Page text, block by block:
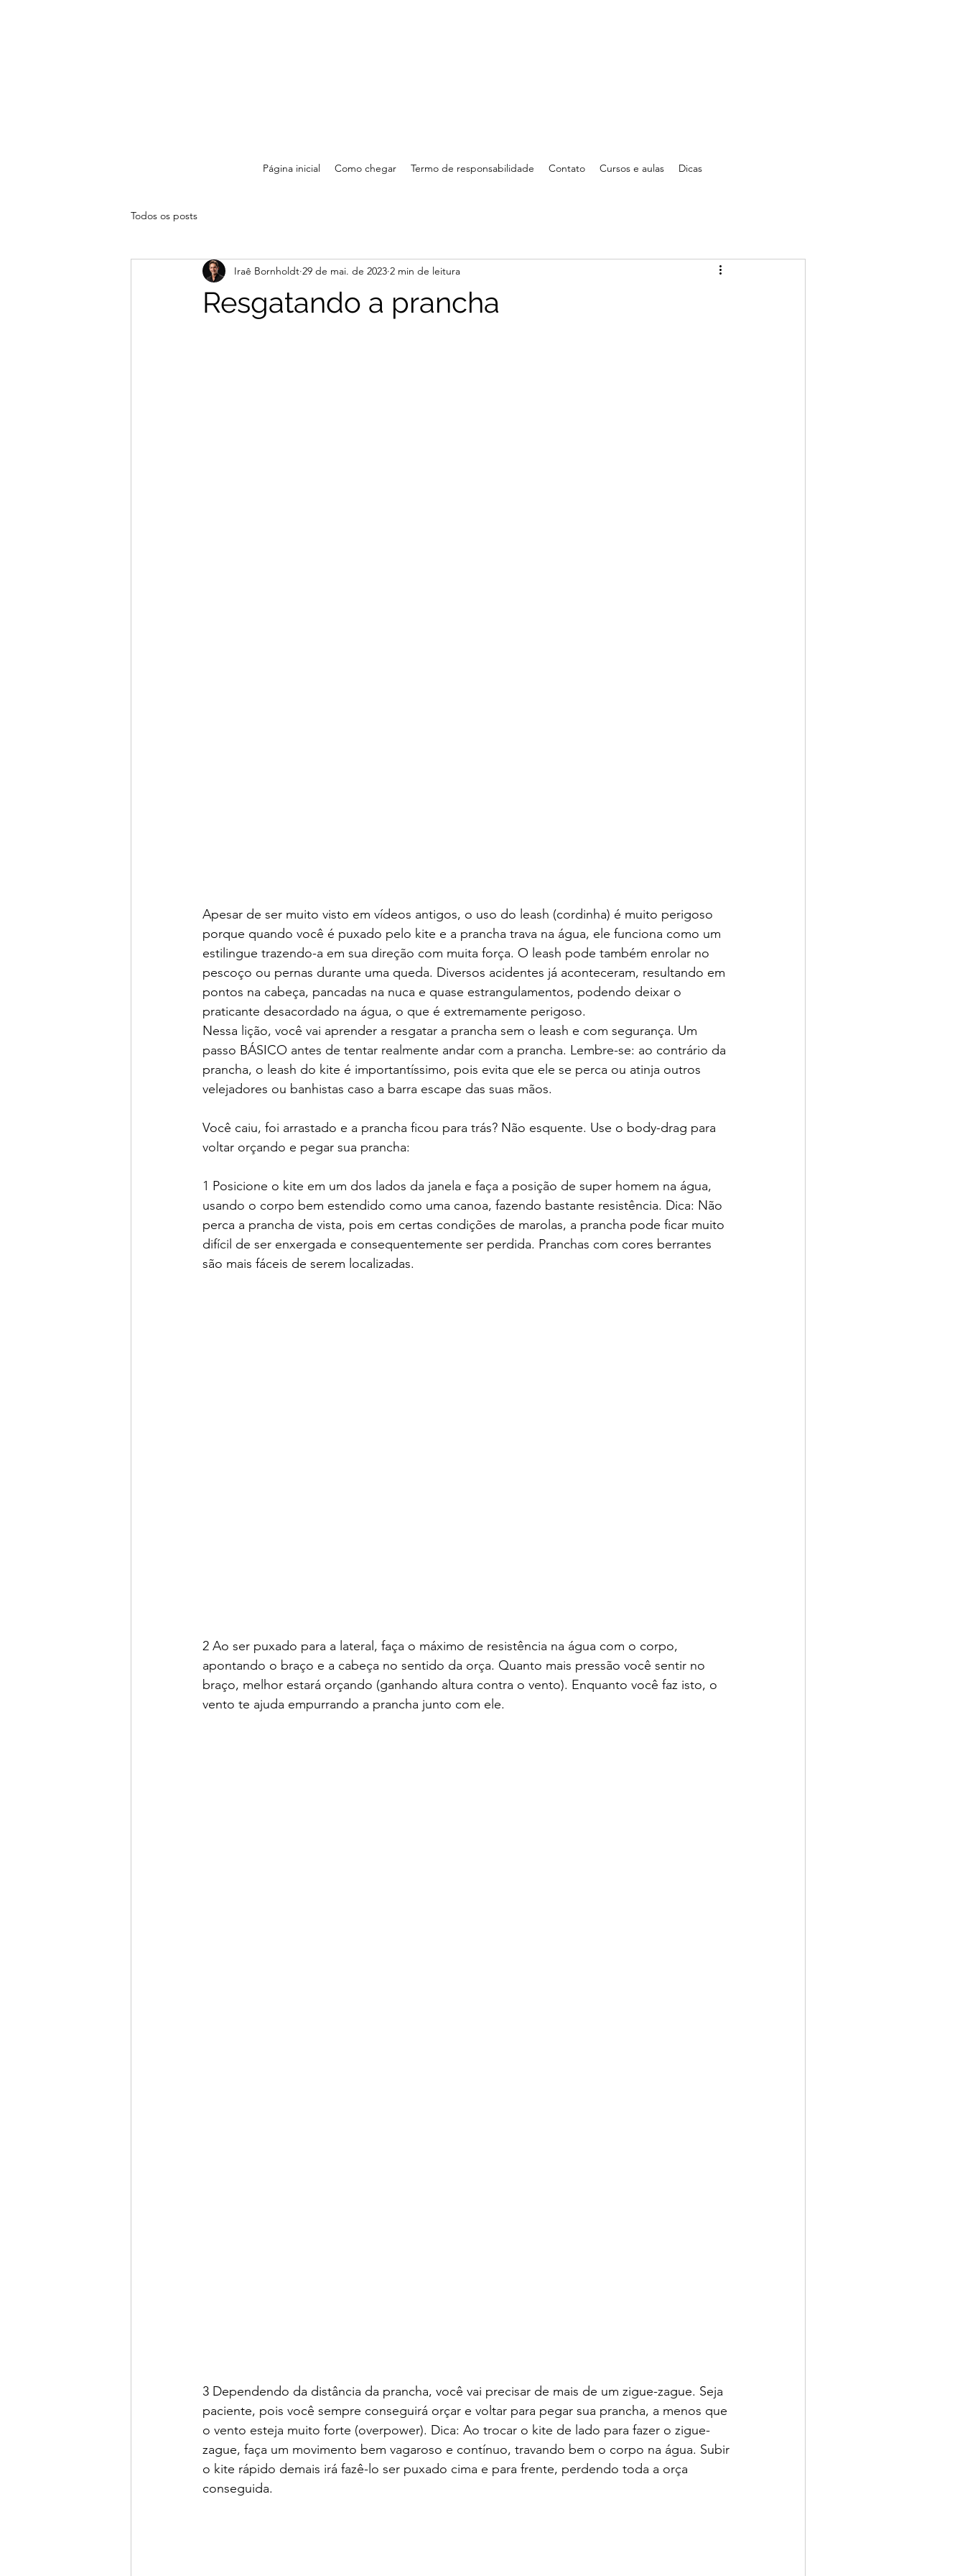
Página inicial Como chegar Termo de responsabilidade Contato Cursos e aulas Dicas
Todos os posts
Resgatando a prancha
Iraê Bornholdt 29 de mai. de 2023 2 min de leitura
Apesar de ser muito visto em vídeos antigos, o uso do leash (cordinha) é muito perigoso
porque quando você é puxado pelo kite e a prancha trava na água, ele funciona como um
estilingue trazendo-a em sua direção com muita força. O leash pode também enrolar no
pescoço ou pernas durante uma queda. Diversos acidentes já aconteceram, resultando em
pontos na cabeça, pancadas na nuca e quase estrangulamentos, podendo deixar o
praticante desacordado na água, o que é extremamente perigoso.
Nessa lição, você vai aprender a resgatar a prancha sem o leash e com segurança. Um
passo BÁSICO antes de tentar realmente andar com a prancha. Lembre-se: ao contrário da
prancha, o leash do kite é importantíssimo, pois evita que ele se perca ou atinja outros
velejadores ou banhistas caso a barra escape das suas mãos.
Você caiu, foi arrastado e a prancha ficou para trás? Não esquente. Use o body-drag para
voltar orçando e pegar sua prancha:
1 Posicione o kite em um dos lados da janela e faça a posição de super homem na água,
usando o corpo bem estendido como uma canoa, fazendo bastante resistência. Dica: Não
perca a prancha de vista, pois em certas condições de marolas, a prancha pode ficar muito
difícil de ser enxergada e consequentemente ser perdida. Pranchas com cores berrantes
são mais fáceis de serem localizadas.
2 Ao ser puxado para a lateral, faça o máximo de resistência na água com o corpo,
apontando o braço e a cabeça no sentido da orça. Quanto mais pressão você sentir no
braço, melhor estará orçando (ganhando altura contra o vento). Enquanto você faz isto, o
vento te ajuda empurrando a prancha junto com ele.
3 Dependendo da distância da prancha, você vai precisar de mais de um zigue-zague. Seja
paciente, pois você sempre conseguirá orçar e voltar para pegar sua prancha, a menos que
o vento esteja muito forte (overpower). Dica: Ao trocar o kite de lado para fazer o zigue-
zague, faça um movimento bem vagaroso e contínuo, travando bem o corpo na água. Subir
o kite rápido demais irá fazê-lo ser puxado cima e para frente, perdendo toda a orça
conseguida.